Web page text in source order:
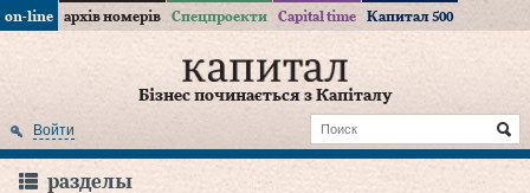
on-line архів номерів Спецпроекти Capital time Капитал 500
Бізнес починається з Капіталу
Войти
разделы